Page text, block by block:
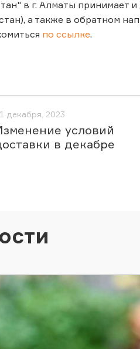
в г. Алматы принимает
а также в обратном
по ссылке.
декабря, 2023
условий
в декабре